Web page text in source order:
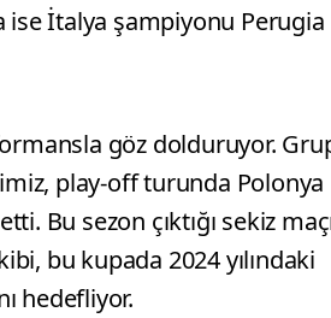
ise İtalya şampiyonu Perugia
göz dolduruyor.
play-off turunda Polonya
Bu sezon çıktığı sekiz
bu kupada 2024 yılındaki
hedefliyor.